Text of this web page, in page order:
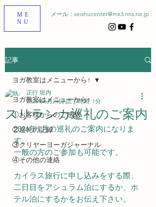
ME
NU
メール： seishucenter@mx3.nns.ne.jp
記事
ヨガ教室はメニューから↑
①お客様からのご感想
②巡礼の記録
③クリヤーヨーガジャーナル
④その他の連絡
ヨガ教室はメニューから↑
スリランカ巡礼のご案内
正行 垣内
2025年6月24日 読了時間: 1分
2026年1月の巡礼のご案内になりま
す。
一般の方のご参加も可能です。
カイラス旅行に申し込みをする際、
二日目をアシュラム泊にするか、ホ
テル泊にするかをお伝え下さい。